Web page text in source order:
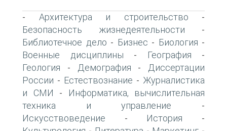
- Архитектура и строительство -
Безопасность жизнедеятельности -
Библиотечное дело - Бизнес - Биология -
Военные дисциплины - География -
Геология - Демография -
Диссертации
России - Естествознание - Журналистика
и СМИ -
Информатика, вычислительная
техника и управление -
Искусствоведение - История -